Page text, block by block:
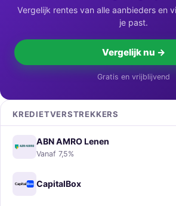
Vergelijk rentes van alle aanbieders en
je past.
Vergelijk nu →
Gratis en vrijblijvend
KREDIETVERSTREKKERS
ABN AMRO Lenen
Vanaf 7,5%
CapitalBox